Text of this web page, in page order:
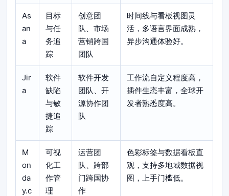
As
an
a
目标
与任
务追
踪
创意团
队、市场
营销跨国
团队
时间线与看板视图灵
活，多语言界面成熟，
异步沟通体验好。
Jir
a
软件
缺陷
与敏
捷追
踪
软件开发
团队、开
源协作团
队
工作流自定义程度高，
插件生态丰富，全球开
发者熟悉度高。
M
on
da
y.c
可视
化工
作管
理
运营团
队、跨部
门跨国协
作
色彩标签与数据看板直
观，支持多地域数据视
图，上手门槛低。